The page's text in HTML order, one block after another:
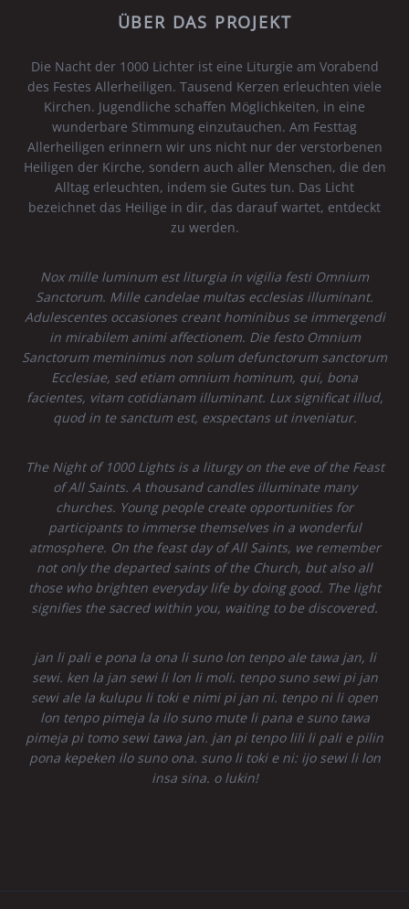
ÜBER DAS PROJEKT
Die Nacht der 1000 Lichter ist eine Liturgie am Vorabend
des Festes Allerheiligen. Tausend Kerzen erleuchten viele
Kirchen. Jugendliche schaffen Möglichkeiten, in eine
wunderbare Stimmung einzutauchen. Am Festtag
Allerheiligen erinnern wir uns nicht nur der verstorbenen
Heiligen der Kirche, sondern auch aller Menschen, die den
Alltag erleuchten, indem sie Gutes tun. Das Licht
bezeichnet das Heilige in dir, das darauf wartet, entdeckt
zu werden.
Nox mille luminum est liturgia in vigilia festi Omnium
Sanctorum. Mille candelae multas ecclesias illuminant.
Adulescentes occasiones creant hominibus se immergendi
in mirabilem animi affectionem. Die festo Omnium
Sanctorum meminimus non solum defunctorum sanctorum
Ecclesiae, sed etiam omnium hominum, qui, bona
facientes, vitam cotidianam illuminant. Lux significat illud,
quod in te sanctum est, exspectans ut inveniatur.
The Night of 1000 Lights is a liturgy on the eve of the Feast
of All Saints. A thousand candles illuminate many
churches. Young people create opportunities for
participants to immerse themselves in a wonderful
atmosphere. On the feast day of All Saints, we remember
not only the departed saints of the Church, but also all
those who brighten everyday life by doing good. The light
signifies the sacred within you, waiting to be discovered.
jan li pali e pona la ona li suno lon tenpo ale tawa jan, li
sewi. ken la jan sewi li lon li moli. tenpo suno sewi pi jan
sewi ale la kulupu li toki e nimi pi jan ni. tenpo ni li open
lon tenpo pimeja la ilo suno mute li pana e suno tawa
pimeja pi tomo sewi tawa jan. jan pi tenpo lili li pali e pilin
pona kepeken ilo suno ona. suno li toki e ni: ijo sewi li lon
insa sina. o lukin!